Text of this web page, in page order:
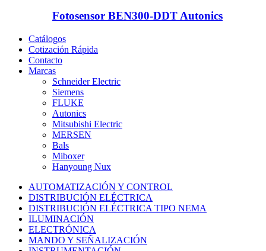
Fotosensor BEN300-DDT Autonics
Catálogos
Cotización Rápida
Contacto
Marcas
Schneider Electric
Siemens
FLUKE
Autonics
Mitsubishi Electric
MERSEN
Bals
Miboxer
Hanyoung Nux
AUTOMATIZACIÓN Y CONTROL
DISTRIBUCIÓN ELÉCTRICA
DISTRIBUCIÓN ELÉCTRICA TIPO NEMA
ILUMINACIÓN
ELECTRÓNICA
MANDO Y SEÑALIZACIÓN